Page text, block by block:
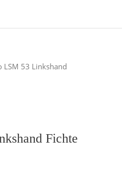
LSM 53 Linkshand
Fichte